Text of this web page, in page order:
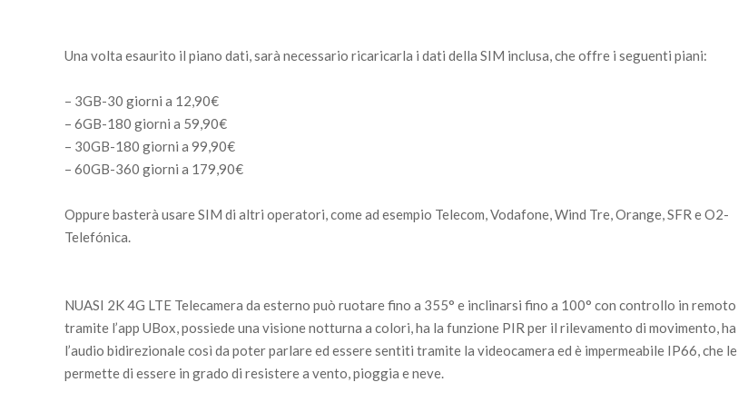
Una volta esaurito il piano dati, sarà necessario ricaricarla i dati della SIM inclusa, che offre i seguenti piani:
– 3GB-30 giorni a 12,90€
– 6GB-180 giorni a 59,90€
– 30GB-180 giorni a 99,90€
– 60GB-360 giorni a 179,90€
Oppure basterà usare SIM di altri operatori, come ad esempio Telecom, Vodafone, Wind Tre, Orange, SFR e O2-
Telefónica.
NUASI 2K 4G LTE Telecamera da esterno può ruotare fino a 355° e inclinarsi fino a 100° con controllo in remoto
tramite l’app UBox, possiede una visione notturna a colori, ha la funzione PIR per il rilevamento di movimento, ha
l’audio bidirezionale così da poter parlare ed essere sentiti tramite la videocamera ed è impermeabile IP66, che le
permette di essere in grado di resistere a vento, pioggia e neve.